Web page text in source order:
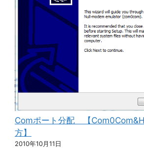
Comポート分配 【
方】
2010年10月11日